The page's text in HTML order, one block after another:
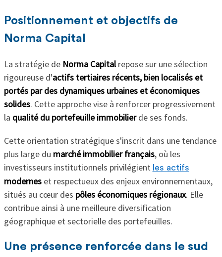
Positionnement et objectifs de
Norma Capital
La stratégie de Norma Capitalrepose sur une sélection
rigoureuse d'actifs tertiaires récents, bien localisés et
portés par des dynamiques urbaines et économiques
solides. Cette approche vise à renforcer progressivement
la qualité du portefeuille immobilierde ses fonds.
Cette orientation stratégique s'inscrit dans une tendance
plus large du marché immobilier français, où les
investisseurs institutionnels privilégient les actifs
moderneset respectueux des enjeux environnementaux,
situés au cœur des pôles économiques régionaux. Elle
contribue ainsi à une meilleure diversification
géographique et sectorielle des portefeuilles.
Une présence renforcée dans le sud